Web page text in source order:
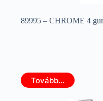
89995 – CHROME 4
Tovább...